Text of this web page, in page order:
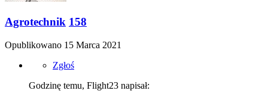
Agrotechnik 158
Opublikowano 15 Marca 2021
Zgłoś
Godzinę temu, Flight23 napisał: